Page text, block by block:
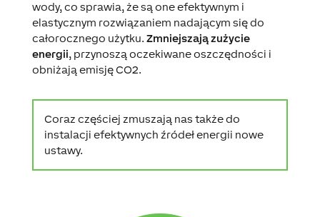
wody, co sprawia, że są one efektywnym i
elastycznym rozwiązaniem nadającym się do
całorocznego użytku. Zmniejszają zużycie
energii, przynoszą oczekiwane oszczędności i
obniżają emisję CO2.
Coraz częściej zmuszają nas także do
instalacji efektywnych źródeł energii nowe
ustawy.